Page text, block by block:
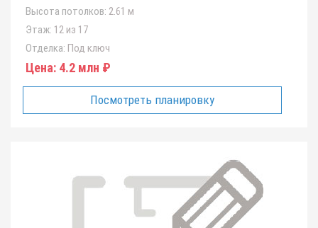
Высота потолков: 2.61 м
Этаж: 12 из 17
Отделка: Под ключ
Цена: 4.2 млн ₽
Посмотреть планировку